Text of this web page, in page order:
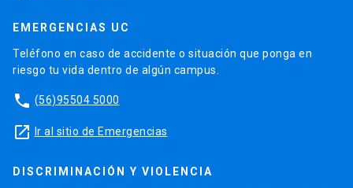
EMERGENCIAS UC
Teléfono en caso de accidente o situación que ponga en
riesgo tu vida dentro de algún campus.
phone (56)95504 5000
launch Ir al sitio de Emergencias
DISCRIMINACIÓN Y VIOLENCIA